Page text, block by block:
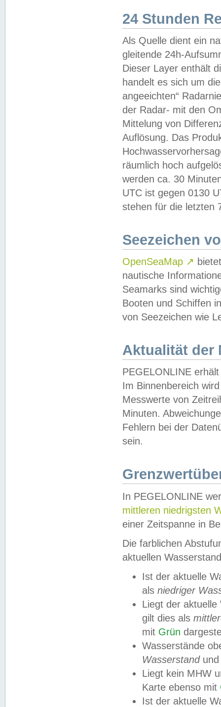
24 Stunden
Als Quelle dient ein
gleitende 24h-
Dieser Layer enthält
handelt es sich um
angeeichten“
der Radar- mit den
Mittelung von
Auflösung. Das
räumlich hoch
werden ca. 30
UTC ist gegen 0130
stehen für die letzten
Seezeichen
OpenSeaMap ↗
nautische
Seamarks sind
Booten und Schiffen
von Seezeichen wie
Aktualität der
PEGELONLINE
Im Binnenbereich
Messwerte von
Minuten.
Fehlern bei der
sein.
In PEGELONLINE
mittleren niedrigsten
einer Zeitspanne in
Die farblichen
aktuellen
Ist der aktuelle
als niedriger
Liegt der
gilt dies als
mit Grün
Wasserstände
Wasserstandund
Liegt kein MHW
Karte ebenso mit
Ist der aktuelle